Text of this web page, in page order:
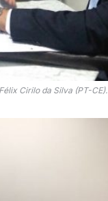
Cirilo da Silva (PT-CE).